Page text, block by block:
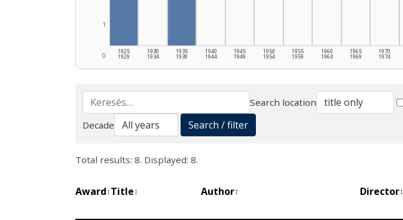
0
1
1925
1929
1930
1934
1935
1939
1940
1944
1945
1949
1950
1954
1955
1959
1960
1964
1965
1969
1970
1974
Search
Search location
Decade
Search / filter
Total results: 8. Displayed: 8.
Award↕Title↕ Author↕ Director↕